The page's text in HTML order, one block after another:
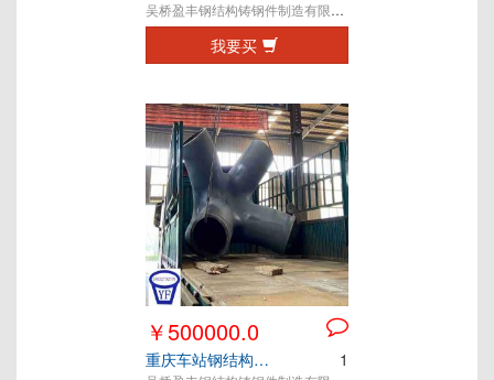
吴桥盈丰钢结构铸钢件制造有限公司
我要买
￥500000.0
重庆车站钢结构铸钢节点 1